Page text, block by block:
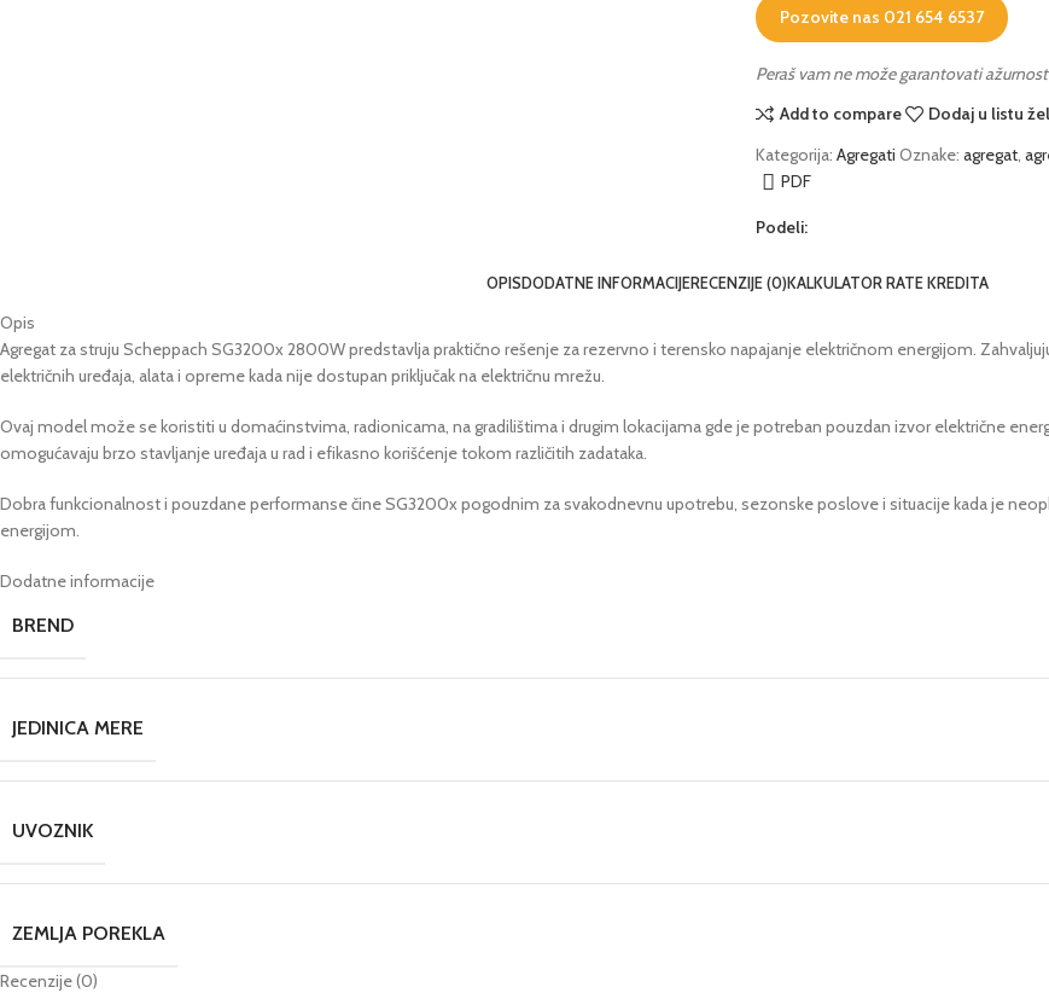
Pozovite nas 021 654 6537
Peraš vam ne može garantovati
Add to compare
Dodaj u listu
Kategorija: Agregati Oznake: agregat,
PDF
Podeli:
OPISDODATNE INFORMACIJERECENZIJE (0)KALKULATOR RATE KREDITA
Opis
Agregat za struju Scheppach SG3200x 2800W predstavlja praktično rešenje za rezervno i terensko napajanje električnom energijom.
električnih uređaja, alata i opreme kada nije dostupan priključak na električnu mrežu.
Ovaj model može se koristiti u domaćinstvima, radionicama, na gradilištima i drugim lokacijama gde je potreban pouzdan izvor električne
omogućavaju brzo stavljanje uređaja u rad i efikasno korišćenje tokom različitih zadataka.
Dobra funkcionalnost i pouzdane performanse čine SG3200x pogodnim za svakodnevnu upotrebu, sezonske poslove i situacije kada je
energijom.
Dodatne informacije
BREND
JEDINICA MERE
UVOZNIK
ZEMLJA POREKLA
Recenzije (0)